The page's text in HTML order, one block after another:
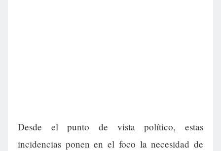
Desde el punto de vista político, estas
incidencias ponen en el foco la necesidad de